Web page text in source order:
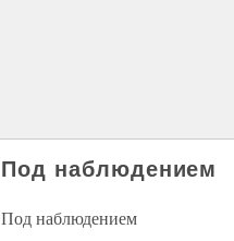
Под наблюдением
Под наблюдением